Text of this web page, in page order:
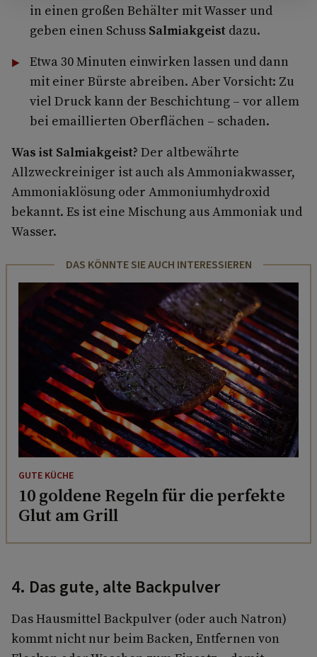
in einen großen Behälter mit Wasser und
geben einen Schuss Salmiakgeistdazu.
Etwa 30 Minuten einwirken lassen und dann
mit einer Bürste abreiben. Aber Vorsicht: Zu
viel Druck kann der Beschichtung – vor allem
bei emaillierten Oberflächen – schaden.
Was ist Salmiakgeist? Der altbewährte
Allzweckreiniger ist auch als Ammoniakwasser,
Ammoniaklösung oder Ammoniumhydroxid
bekannt. Es ist eine Mischung aus Ammoniak und
Wasser.
DAS KÖNNTE SIE AUCH INTERESSIEREN
GUTE KÜCHE
10 goldene Regeln für die perfekte
Glut am Grill
4. Das gute, alte Backpulver
Das Hausmittel Backpulver (oder auch Natron)
kommt nicht nur beim Backen, Entfernen von